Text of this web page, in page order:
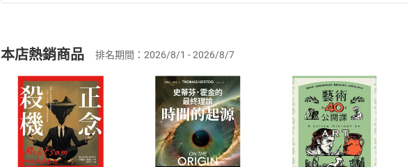
(一)依消費者保護法第19條第1項後段暨通訊交易解除權合理例外情事適用
(二)消費者訂購本店鋪之商品即代表知悉本店鋪所銷售之商品為電子書，
且已下載/存取電子書，不得請求退貨退款。
退貨方式：您欲取消訂單或辦理退貨時，請登入樂天市場，並於「我的訂單
貨」，本店鋪將依您的申請進行審核，待審核通過後將為您辦理退款事宜。
請注意，樂天市場須以整筆訂單為單位進行取消/退貨，恕無法以單支商品取
挑選商品
Choose
放入購物車
Shopping cart
登入帳號
Login
購書後，如何開始使用？
本店熱銷商品 排名期間：2026/8/1 - 2026/8/7